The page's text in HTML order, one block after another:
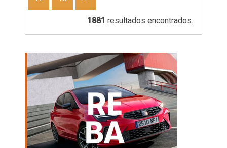
1881 resultados encontrados.